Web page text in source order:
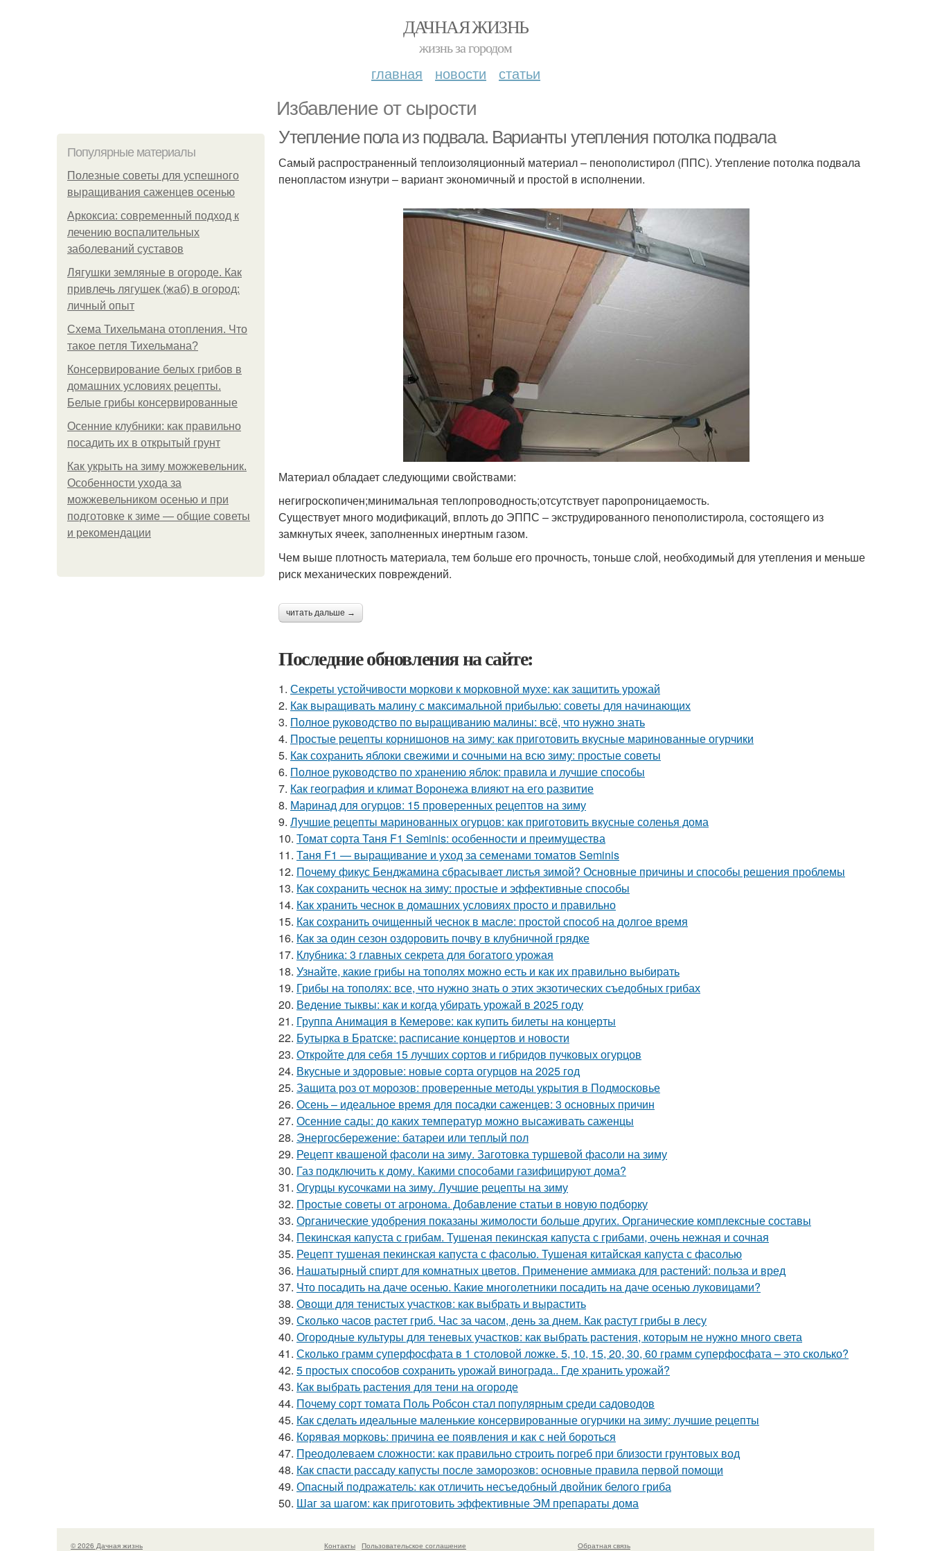
ДАЧНАЯ ЖИЗНЬ
жизнь за городом
главная новости статьи
Избавление от сырости
Популярные материалы
Полезные советы для успешного
выращивания саженцев осенью
Аркоксиа: современный подход к
лечению воспалительных
заболеваний суставов
Лягушки земляные в огороде. Как
привлечь лягушек (жаб) в огород:
личный опыт
Схема Тихельмана отопления. Что
такое петля Тихельмана?
Консервирование белых грибов в
домашних условиях рецепты.
Белые грибы консервированные
Осенние клубники: как правильно
посадить их в открытый грунт
Как укрыть на зиму можжевельник.
Особенности ухода за
можжевельником осенью и при
подготовке к зиме — общие советы
и рекомендации
Утепление пола из подвала. Варианты утепления потолка подвала
Самый распространенный теплоизоляционный материал – пенополистирол (ППС). Утепление потолка подвала
пенопластом изнутри – вариант экономичный и простой в исполнении.
Материал обладает следующими свойствами:
негигроскопичен;минимальная теплопроводность;отсутствует паропроницаемость.
Существует много модификаций, вплоть до ЭППС – экструдированного пенополистирола, состоящего из
замкнутых ячеек, заполненных инертным газом.
Чем выше плотность материала, тем больше его прочность, тоньше слой, необходимый для утепления и меньше
риск механических повреждений.
читать дальше →
Последние обновления на сайте:
1. Секреты устойчивости моркови к морковной мухе: как защитить урожай
2. Как выращивать малину с максимальной прибылью: советы для начинающих
3. Полное руководство по выращиванию малины: всё, что нужно знать
4. Простые рецепты корнишонов на зиму: как приготовить вкусные маринованные огурчики
5. Как сохранить яблоки свежими и сочными на всю зиму: простые советы
6. Полное руководство по хранению яблок: правила и лучшие способы
7. Как география и климат Воронежа влияют на его развитие
8. Маринад для огурцов: 15 проверенных рецептов на зиму
9. Лучшие рецепты маринованных огурцов: как приготовить вкусные соленья дома
10. Томат сорта Таня F1 Seminis: особенности и преимущества
11. Таня F1 — выращивание и уход за семенами томатов Seminis
12. Почему фикус Бенджамина сбрасывает листья зимой? Основные причины и способы решения проблемы
13. Как сохранить чеснок на зиму: простые и эффективные способы
14. Как хранить чеснок в домашних условиях просто и правильно
15. Как сохранить очищенный чеснок в масле: простой способ на долгое время
16. Как за один сезон оздоровить почву в клубничной грядке
17. Клубника: 3 главных секрета для богатого урожая
18. Узнайте, какие грибы на тополях можно есть и как их правильно выбирать
19. Грибы на тополях: все, что нужно знать о этих экзотических съедобных грибах
20. Ведение тыквы: как и когда убирать урожай в 2025 году
21. Группа Анимация в Кемерове: как купить билеты на концерты
22. Бутырка в Братске: расписание концертов и новости
23. Откройте для себя 15 лучших сортов и гибридов пучковых огурцов
24. Вкусные и здоровые: новые сорта огурцов на 2025 год
25. Защита роз от морозов: проверенные методы укрытия в Подмосковье
26. Осень – идеальное время для посадки саженцев: 3 основных причин
27. Осенние сады: до каких температур можно высаживать саженцы
28. Энергосбережение: батареи или теплый пол
29. Рецепт квашеной фасоли на зиму. Заготовка туршевой фасоли на зиму
30. Газ подключить к дому. Какими способами газифицируют дома?
31. Огурцы кусочками на зиму. Лучшие рецепты на зиму
32. Простые советы от агронома. Добавление статьи в новую подборку
33. Органические удобрения показаны жимолости больше других. Органические комплексные составы
34. Пекинская капуста с грибам. Тушеная пекинская капуста с грибами, очень нежная и сочная
35. Рецепт тушеная пекинская капуста с фасолью. Тушеная китайская капуста с фасолью
36. Нашатырный спирт для комнатных цветов. Применение аммиака для растений: польза и вред
37. Что посадить на даче осенью. Какие многолетники посадить на даче осенью луковицами?
38. Овощи для тенистых участков: как выбрать и вырастить
39. Сколько часов растет гриб. Час за часом, день за днем. Как растут грибы в лесу
40. Огородные культуры для теневых участков: как выбрать растения, которым не нужно много света
41. Сколько грамм суперфосфата в 1 столовой ложке. 5, 10, 15, 20, 30, 60 грамм суперфосфата – это сколько?
42. 5 простых способов сохранить урожай винограда.. Где хранить урожай?
43. Как выбрать растения для тени на огороде
44. Почему сорт томата Поль Робсон стал популярным среди садоводов
45. Как сделать идеальные маленькие консервированные огурчики на зиму: лучшие рецепты
46. Корявая морковь: причина ее появления и как с ней бороться
47. Преодолеваем сложности: как правильно строить погреб при близости грунтовых вод
48. Как спасти рассаду капусты после заморозков: основные правила первой помощи
49. Опасный подражатель: как отличить несъедобный двойник белого гриба
50. Шаг за шагом: как приготовить эффективные ЭМ препараты дома
© 2026 Дачная жизнь Контакты Пользовательское соглашение Обратная связь